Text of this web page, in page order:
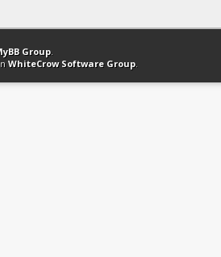
Retourner en haut Version bas-débit
Group.
WhiteCrow Software Group.